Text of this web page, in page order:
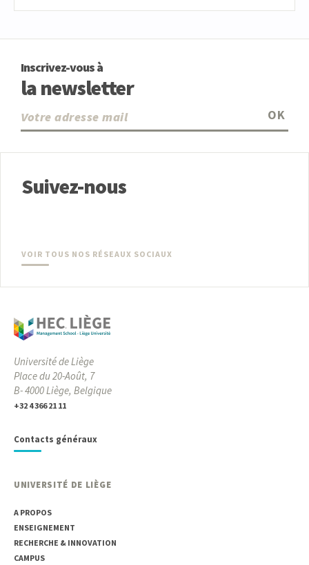
Inscrivez-vous à
la newsletter
OK
Suivez-nous
VOIR TOUS NOS RÉSEAUX SOCIAUX
Université de Liège
Place du 20-Août, 7
B- 4000 Liège, Belgique
+32 4 366 21 11
Contacts généraux
UNIVERSITÉ DE LIÈGE
A PROPOS
ENSEIGNEMENT
RECHERCHE & INNOVATION
CAMPUS